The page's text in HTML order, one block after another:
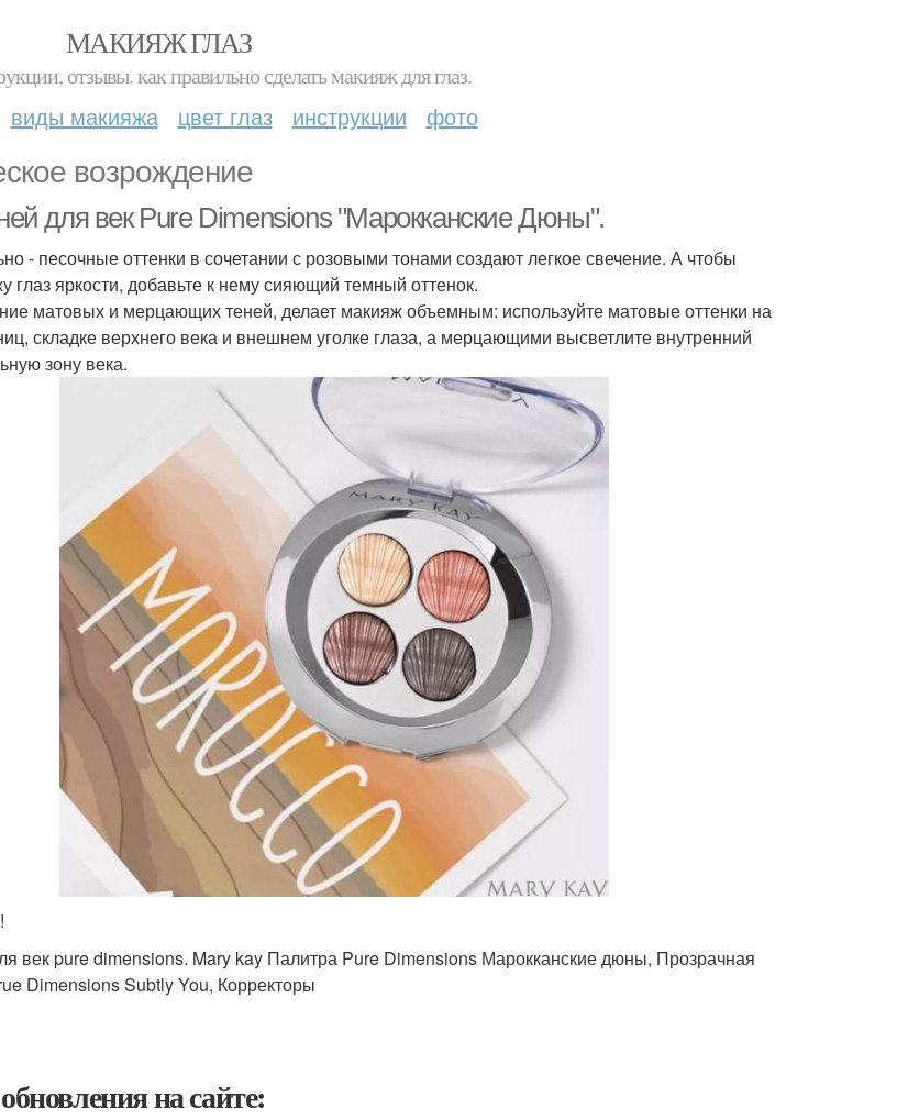
МАКИЯЖ ГЛАЗ
отзывы. как правильно сделать макияж для глаз.
виды макияжа цвет глаз инструкции фото
возрождение
для век Pure Dimensions "Марокканские Дюны".
- песочные оттенки в сочетании с розовыми тонами создают легкое свечение. А чтобы
глаз яркости, добавьте к нему сияющий темный оттенок.
матовых и мерцающих теней, делает макияж объемным: используйте матовые оттенки на
складке верхнего века и внешнем уголке глаза, а мерцающими высветлите внутренний
зону века.
век pure dimensions. Mary kay Палитра Pure Dimensions Марокканские дюны, Прозрачная
Dimensions Subtly You, Корректоры
на сайте: